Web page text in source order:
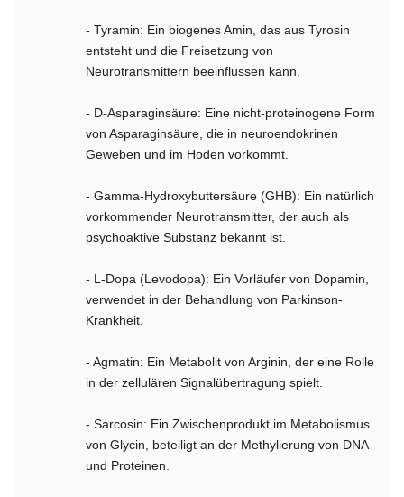
- Tyramin: Ein biogenes Amin, das aus Tyrosin
entsteht und die Freisetzung von
Neurotransmittern beeinflussen kann.
- D-Asparaginsäure: Eine nicht-proteinogene Form
von Asparaginsäure, die in neuroendokrinen
Geweben und im Hoden vorkommt.
- Gamma-Hydroxybuttersäure (GHB): Ein natürlich
vorkommender Neurotransmitter, der auch als
psychoaktive Substanz bekannt ist.
- L-Dopa (Levodopa): Ein Vorläufer von Dopamin,
verwendet in der Behandlung von Parkinson-
Krankheit.
- Agmatin: Ein Metabolit von Arginin, der eine Rolle
in der zellulären Signalübertragung spielt.
- Sarcosin: Ein Zwischenprodukt im Metabolismus
von Glycin, beteiligt an der Methylierung von DNA
und Proteinen.